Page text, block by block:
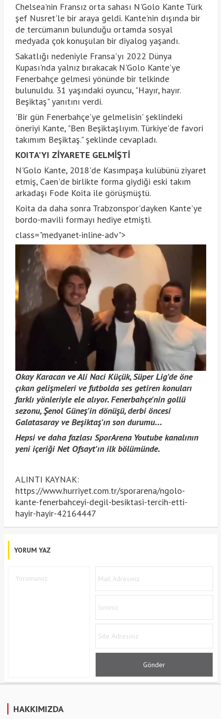
Chelsea'nin Fransız orta sahası N'Golo Kante Türk
şef Nusret'le bir araya geldi. Kante'nin dışında bir
de tercümanın bulunduğu ortamda sosyal
medyada çok konuşulan bir diyalog yaşandı.
Sakatlığı nedeniyle Fransa'yı 2022 Dünya
Kupası'nda yalnız bırakacak N'Golo Kante'ye
Fenerbahçe gelmesi yönünde bir telkinde
bulunuldu. 31 yaşındaki oyuncu, "Hayır, hayır.
Beşiktaş" yanıtını verdi.
'Bir gün Fenerbahçe'ye gelmelisin' şeklindeki
öneriyi Kante, "Ben Beşiktaşlıyım. Türkiye'de favori
takımım Beşiktaş." şeklinde cevapladı.
KOITA'YI ZİYARETE GELMİŞTİ
N'Golo Kante, 2018'de Kasımpaşa kulübünü ziyaret
etmiş, Caen'de birlikte forma giydiği eski takım
arkadaşı Fode Koita ile görüşmüştü.
Koita da daha sonra Trabzonspor'dayken Kante'ye
bordo-mavili formayı hediye etmişti.
class="medyanet-inline-adv">
Okay Karacan ve Ali Naci Küçük, Süper Lig'de öne
çıkan gelişmeleri ve futbolda ses getiren konuları
farklı yönleriyle ele alıyor. Fenerbahçe'nin gollü
sezonu, Şenol Güneş'in dönüşü, derbi öncesi
Galatasaray ve Beşiktaş'ın son durumu...
Hepsi ve daha fazlası SporArena Youtube kanalının
yeni içeriği Net Ofsayt'ın ilk bölümünde.
ALINTI KAYNAK:
https://www.hurriyet.com.tr/sporarena/ngolo-
kante-fenerbahceyi-degil-besiktasi-tercih-etti-
hayir-hayir-42164447
YORUM YAZ
HAKKIMIZDA